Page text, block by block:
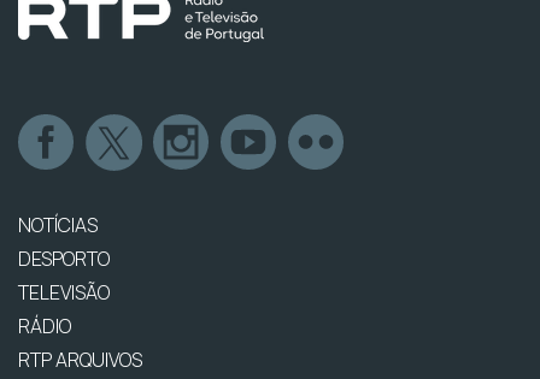
NOTÍCIAS
DESPORTO
TELEVISÃO
RÁDIO
RTP ARQUIVOS